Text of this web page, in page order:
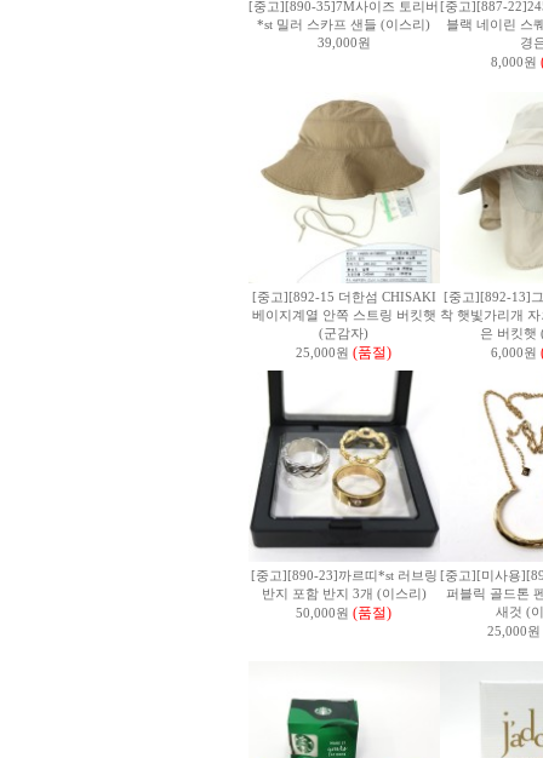
[중고][890-35]7M사이즈 토리버
*st 밀러 스카프 샌들 (이스리)
39,000원
[중고][887-
블랙 네이린 스
경
8,000원
[중고][892-15 더한섬 CHISAKI
베이지계열 안쪽 스트링 버킷햇
(군감자)
25,000원 (품절)
[중고][892-13]
착 햇빛가리개
은 버킷햇
6,000원
[중고][890-23]까르띠*st 러브링
반지 포함 반지 3개 (이스리)
50,000원 (품절)
[중고][미사용
퍼블릭 골드톤
새것 (
25,000원